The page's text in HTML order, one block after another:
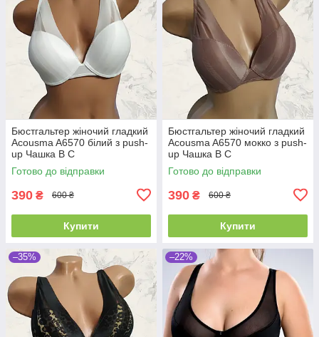
Бюстгальтер жіночий гладкий
Acousma A6570 білий з push-
up Чашка B C
Готово до відправки
390 ₴ 600 ₴
Купити
Бюстгальтер жіночий гладкий
Acousma A6570 мокко з push-
up Чашка B C
Готово до відправки
390 ₴ 600 ₴
Купити
–35% –22%